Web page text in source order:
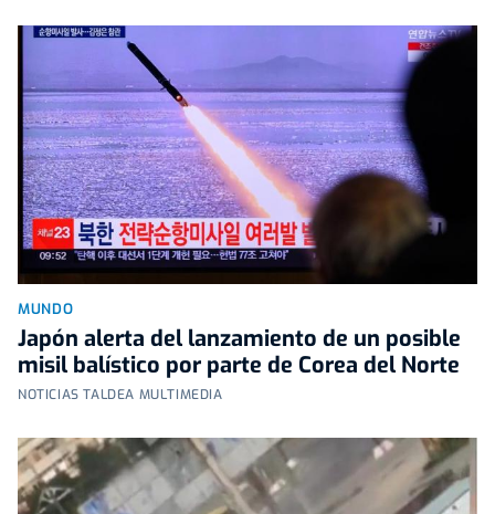
MUNDO
Japón alerta del lanzamiento de un posible
misil balístico por parte de Corea del Norte
NOTICIAS TALDEA MULTIMEDIA